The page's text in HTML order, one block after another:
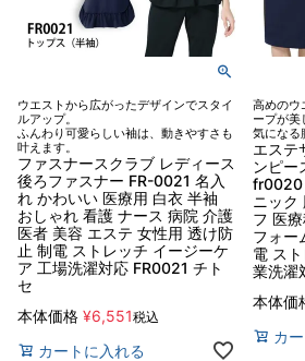
ウエストから広がったデザインでスタイ
ルアップ。
ふんわり可愛らしい袖は、動きやすさも
叶えます。
ファスナースクラブ レディース
後ろファスナー FR-0021 名入
れ かわいい 医療用 白衣 半袖
おしゃれ 看護 ナース 病院 介護
医者 美容 エステ 女性用 透け防
止 制電 ストレッチ イージーケ
ア 工場洗濯対応 FR0021 チト
セ
本体価格 ¥6,551税込
カートに入れる
高めのウ
ープが美
気になる
エステ
ンピー
fr0020
ニック
フ 医
フォー
電 ス
業洗濯
本体価
カ